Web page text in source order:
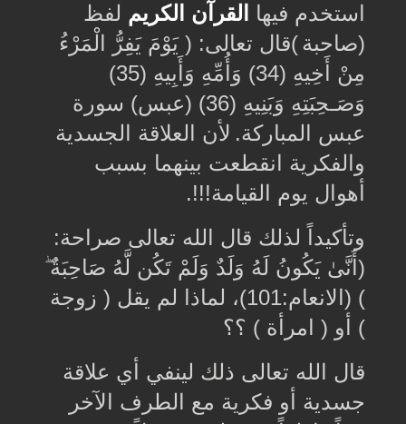
استخدم فيها القرآن الكريم لفظ
(صاحبة(قال تعالى: ‏( يَوْمَ يَفِرُّ الْمَرْءُ
مِنْ أَخِيهِ (34) وَأُمِّهِ وَأَبِيهِ (35)
وَصَـحِبَتِهِ وَبَنِيهِ (36) (عبس) سورة
عبس المباركة. لأن ﺍﻟﻌﻼﻗﺔ اﻟﺠﺴﺪﻳﺔ
ﻭﺍﻟﻔﻜﺮﻳﺔ انقطعت بينهما بسبب
أهوال يوم القيامة.!!!
ﻭﺗﺄﻛﻴﺪﺍً ﻟﺬﻟﻚ ﻗﺎﻝ ﺍﻟﻠﻪ ﺗﻌﺎﻟﻰ ﺻﺮﺍﺣﺔ:
(أَنَّىٰ يَكُونُ لَهُ وَلَدٌ وَلَمْ تَكُن لَّهُ صَاحِبَةٌ ۖ
‏) (الانعام:101)، ﻟﻤﺎﺫﺍ ﻟﻢ ﻳﻘﻞ ‏( ﺯﻭﺟﺔ
‏) ﺃﻭ ‏( ﺍﻣﺮﺃﺓ ‏) ؟؟
قال الله تعالى ذلك لينفي ﺃﻱ ﻋﻼﻗﺔ
ﺟﺴﺪﻳﺔ ﺃﻭ ﻓﻜﺮﻳﺔ ﻣﻊ ﺍﻟﻄﺮﻑ الآخر